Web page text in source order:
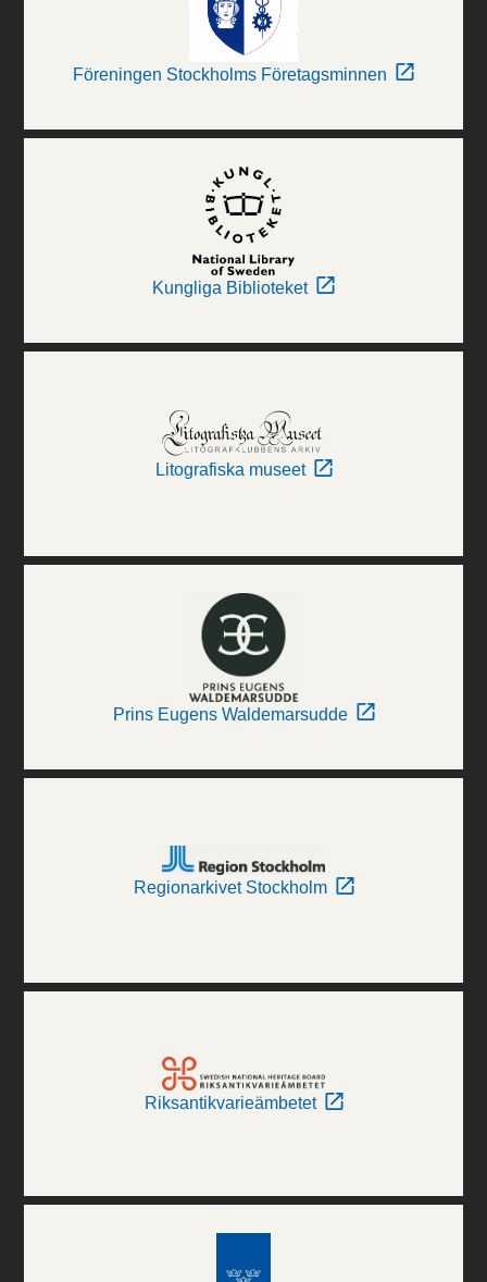
Föreningen Stockholms Företagsminnen
Kungliga Biblioteket
Litografiska museet
Prins Eugens Waldemarsudde
Regionarkivet Stockholm
Riksantikvarieämbetet